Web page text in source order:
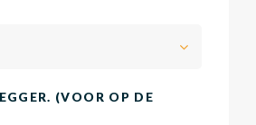
(VOOR OP DE